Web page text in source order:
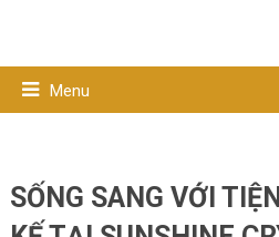
Menu
SỐNG SANG VỚI